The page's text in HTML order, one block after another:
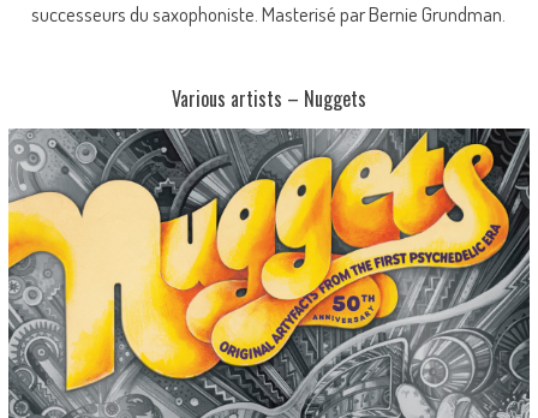
successeurs du saxophoniste. Masterisé par Bernie Grundman.
Various artists – Nuggets